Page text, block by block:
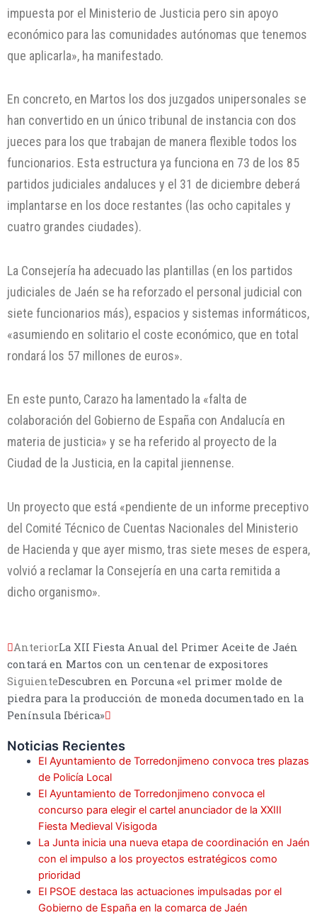
impuesta por el Ministerio de Justicia pero sin apoyo
económico para las comunidades autónomas que tenemos
que aplicarla», ha manifestado.
En concreto, en Martos los dos juzgados unipersonales se
han convertido en un único tribunal de instancia con dos
jueces para los que trabajan de manera flexible todos los
funcionarios. Esta estructura ya funciona en 73 de los 85
partidos judiciales andaluces y el 31 de diciembre deberá
implantarse en los doce restantes (las ocho capitales y
cuatro grandes ciudades).
La Consejería ha adecuado las plantillas (en los partidos
judiciales de Jaén se ha reforzado el personal judicial con
siete funcionarios más), espacios y sistemas informáticos,
«asumiendo en solitario el coste económico, que en total
rondará los 57 millones de euros».
En este punto, Carazo ha lamentado la «falta de
colaboración del Gobierno de España con Andalucía en
materia de justicia» y se ha referido al proyecto de la
Ciudad de la Justicia, en la capital jiennense.
Un proyecto que está «pendiente de un informe preceptivo
del Comité Técnico de Cuentas Nacionales del Ministerio
de Hacienda y que ayer mismo, tras siete meses de espera,
volvió a reclamar la Consejería en una carta remitida a
dicho organismo».
AnteriorLa XII Fiesta Anual del Primer Aceite de Jaén
contará en Martos con un centenar de expositores
SiguienteDescubren en Porcuna «el primer molde de
piedra para la producción de moneda documentado en la
Península Ibérica»
Noticias Recientes
El Ayuntamiento de Torredonjimeno convoca tres plazas
de Policía Local
El Ayuntamiento de Torredonjimeno convoca el
concurso para elegir el cartel anunciador de la XXIII
Fiesta Medieval Visigoda
La Junta inicia una nueva etapa de coordinación en Jaén
con el impulso a los proyectos estratégicos como
prioridad
El PSOE destaca las actuaciones impulsadas por el
Gobierno de España en la comarca de Jaén